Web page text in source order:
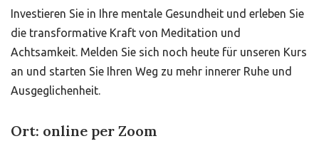
Investieren Sie in Ihre mentale Gesundheit und erleben Sie
die transformative Kraft von Meditation und
Achtsamkeit. Melden Sie sich noch heute für unseren Kurs
an und starten Sie Ihren Weg zu mehr innerer Ruhe und
Ausgeglichenheit.
Ort: online per Zoom